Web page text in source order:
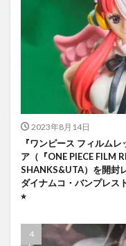
2023年8月14日
『ワンピース フィルム
ア（『ONE PIECE FILM
SHANKS&UTA）を開封
ダイナムコ・バンプレス
⭐︎